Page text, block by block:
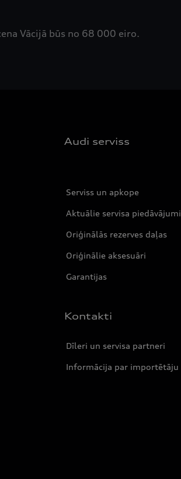
Vācijā būs no 68 000 eiro.
Audi serviss
Serviss un apkope
Aktuālie servisa piedāvājumi
Oriģinālās rezerves daļas
Oriģinālie aksesuāri
Garantijas
Kontakti
Dīleri un servisa partneri
Informācija par importētāju